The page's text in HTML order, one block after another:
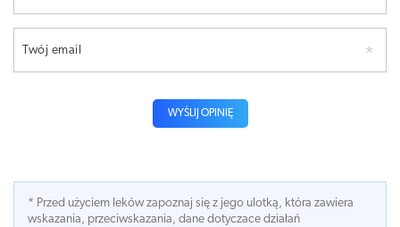
Twój email
WYŚLIJ OPINIĘ
* Przed użyciem leków zapoznaj się z jego ulotką, która zawiera
wskazania, przeciwskazania, dane dotyczace działań